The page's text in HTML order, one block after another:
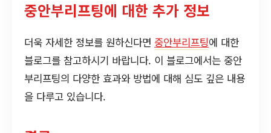
중안부리프팅에 대한 추가 정보
더욱 자세한 정보를 원하신다면 중안부리프팅에 대한
블로그를 참고하시기 바랍니다. 이 블로그에서는 중안
부리프팅의 다양한 효과와 방법에 대해 심도 깊은 내용
을 다루고 있습니다.